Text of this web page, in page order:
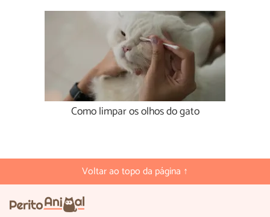
Como limpar os olhos do gato
Voltar ao topo da página ↑